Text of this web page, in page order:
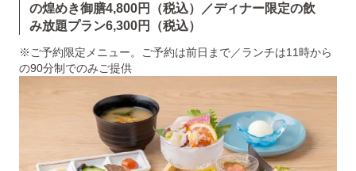
の煌めき御膳4,800円（税込）／ディナー限定の飲
み放題プラン6,300円（税込）
※ご予約限定メニュー。ご予約は前日まで／ランチは11時から
の90分制でのみご提供